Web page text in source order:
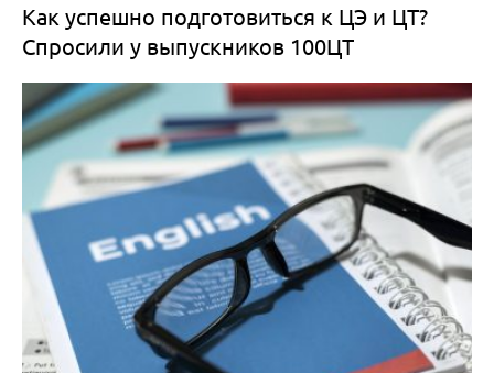
Как успешно подготовиться к ЦЭ и ЦТ?
Спросили у выпускников 100ЦТ